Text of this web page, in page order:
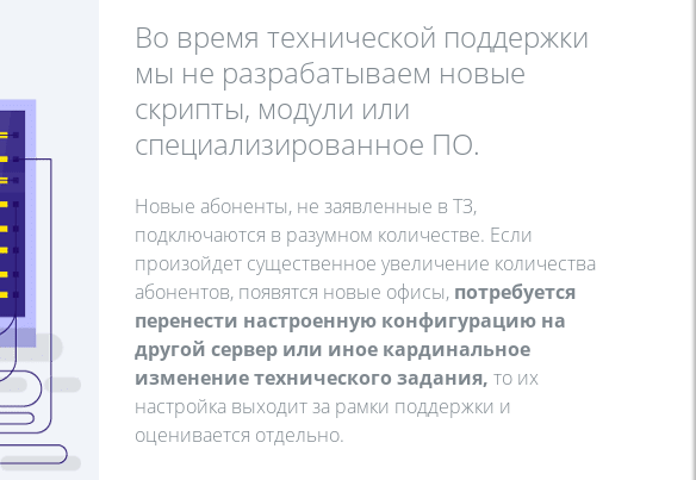
Во время технической поддержки
мы не разрабатываем новые
скрипты, модули или
специализированное ПО.
Новые абоненты, не заявленные в ТЗ,
подключаются в разумном количестве. Если
произойдет существенное увеличение количества
абонентов, появятся новые офисы, потребуется
перенести настроенную конфигурацию на
другой сервер или иное кардинальное
изменение технического задания, то их
настройка выходит за рамки поддержки и
оценивается отдельно.